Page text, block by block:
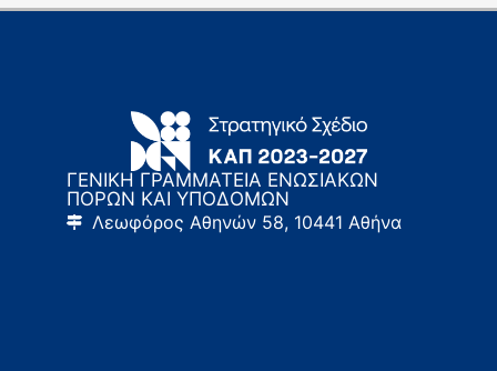
ΓΕΝΙΚΗ ΓΡΑΜΜΑΤΕΙΑ ΕΝΩΣΙΑΚΩΝ
ΠΟΡΩΝ ΚΑΙ ΥΠΟΔΟΜΩΝ
Λεωφόρος Αθηνών 58, 10441 Αθήνα